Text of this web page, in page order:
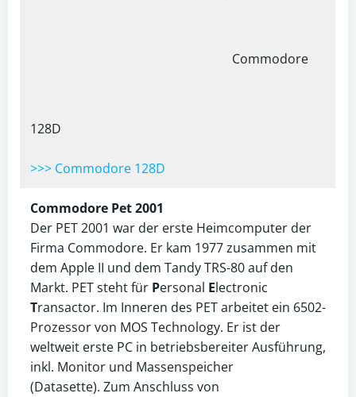
Commodore
128D
>>> Commodore 128D
Commodore Pet 2001
Der PET 2001 war der erste Heimcomputer der
Firma Commodore. Er kam 1977 zusammen mit
dem Apple II und dem Tandy TRS-80 auf den
Markt. PET steht für Personal Electronic
Transactor. Im Inneren des PET arbeitet ein 6502-
Prozessor von MOS Technology. Er ist der
weltweit erste PC in betriebsbereiter Ausführung,
inkl. Monitor und Massenspeicher
(Datasette). Zum Anschluss von